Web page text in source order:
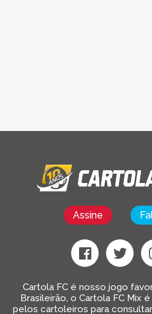
Assine
Cartola FC é nosso jogo
Brasileirão, o Cartola FC Mix
pelos cartoleiros para